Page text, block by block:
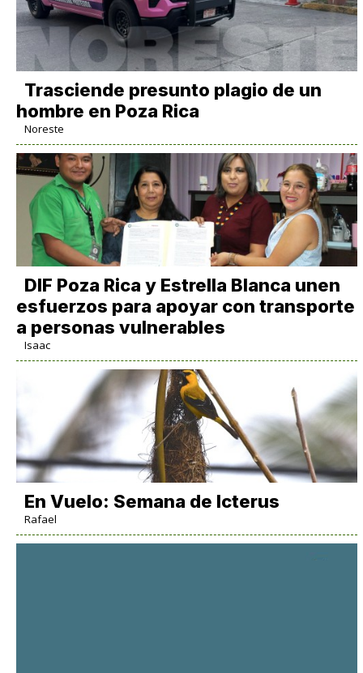
Trasciende presunto plagio de un
hombre en Poza Rica
Noreste
DIF Poza Rica y Estrella Blanca unen
esfuerzos para apoyar con transporte
a personas vulnerables
Isaac
En Vuelo: Semana de Icterus
Rafael